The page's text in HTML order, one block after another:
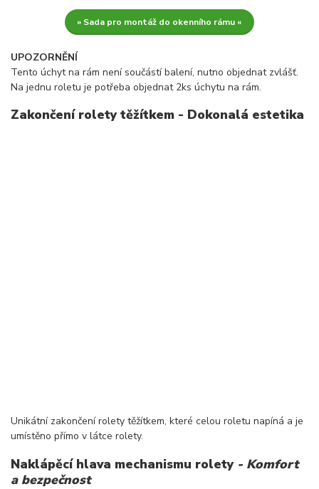
» Sada pro montáž do okenního rámu «
UPOZORNĚNÍ
Tento úchyt na rám není součástí balení, nutno objednat zvlášť.
Na jednu roletu je potřeba objednat 2ks úchytu na rám.
Zakončení rolety těžítkem - Dokonalá estetika
Unikátní zakončení rolety těžítkem, které celou roletu napíná a je
umístěno přímo v látce rolety.
Naklápěcí hlava mechanismu rolety - Komfort
a bezpečnost